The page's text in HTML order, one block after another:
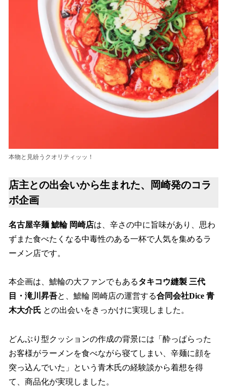
本物と見紛うクオリティッッ！
店主との出会いから生まれた、岡崎発のコラ
ボ企画
名古屋辛麺 鯱輪 岡崎店は、辛さの中に旨味があり、思わ
ずまた食べたくなる中毒性のある一杯で人気を集めるラ
ーメン店です。
本企画は、鯱輪の大ファンでもあるタキコウ縫製 三代
目・滝川昇吾と、鯱輪 岡崎店の運営する合同会社Dice 青
木大介氏 との出会いをきっかけに実現しました。
どんぶり型クッションの作成の背景には「酔っぱらった
お客様がラーメンを食べながら寝てしまい、辛麺に顔を
突っ込んでいた」という青木氏の経験談から着想を得
て、商品化が実現しました。